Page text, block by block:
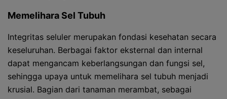
Memelihara Sel Tubuh
Integritas seluler merupakan fondasi kesehatan secara
keseluruhan. Berbagai faktor eksternal dan internal
dapat mengancam keberlangsungan dan fungsi sel,
sehingga upaya untuk memelihara sel tubuh menjadi
krusial. Bagian dari tanaman merambat, sebagai